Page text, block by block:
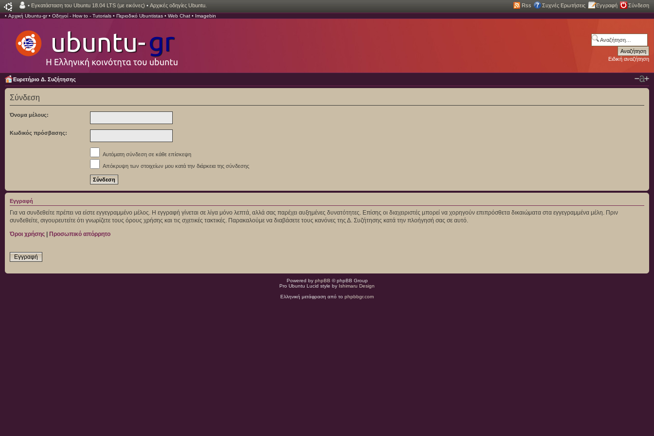
• Εγκατάσταση του Ubuntu 18.04 LTS (με εικόνες) • Αρχικές οδηγίες Ubuntu. Rss Συχνές Ερωτήσεις Εγγραφή Σύνδεση
• Αρχική Ubuntu-gr• Οδηγοί - How to - Tutorials • Περιοδικό Ubuntistas • Web Chat • Imagebin
Ειδική αναζήτηση
Ευρετήριο Δ. Συζήτησης
Σύνδεση
Όνομα μέλους:
Κωδικός πρόσβασης:
Αυτόματη σύνδεση σε κάθε επίσκεψη
Απόκρυψη των στοιχείων μου κατά την διάρκεια της σύνδεσης
Εγγραφή
Για να συνδεθείτε πρέπει να είστε εγγεγραμμένο μέλος. Η εγγραφή γίνεται σε λίγα μόνο λεπτά, αλλά σας παρέχει αυξημένες δυνατότητες. Επίσης οι διαχειριστές μπορεί να χορηγούν επιπρόσθετα δικαιώματα στα εγγεγραμμένα μέλη. Πριν
συνδεθείτε, σιγουρευτείτε ότι γνωρίζετε τους όρους χρήσης και τις σχετικές τακτικές. Παρακαλούμε να διαβάσετε τους κανόνες της Δ. Συζήτησης κατά την πλοήγησή σας σε αυτό.
Όροι χρήσης | Προσωπικό απόρρητο
Εγγραφή
Powered by phpBB © phpBB Group
Pro Ubuntu Lucid style by Ishimaru Design
Ελληνική μετάφραση από το phpbbgr.com